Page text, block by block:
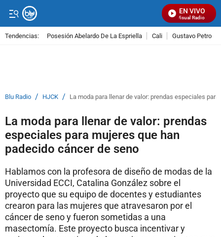
EN VIVO
Señal Visual Radio
Tendencias: Posesión Abelardo De La Espriella Cali Gustavo Petro
Blu Radio / HJCK / La moda para llenar de valor: prendas especiales
La moda para llenar de valor: prendas
especiales para mujeres que han
padecido cáncer de seno
Hablamos con la profesora de diseño de modas de la
Universidad ECCI, Catalina González sobre el
proyecto que su equipo de docentes y estudiantes
crearon para las mujeres que atravesaron por el
cáncer de seno y fueron sometidas a una
masectomía. Este proyecto busca incentivar y